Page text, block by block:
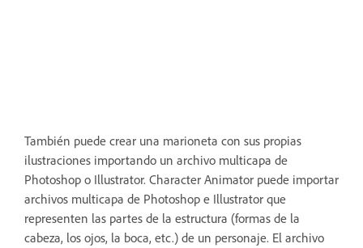
También puede crear una marioneta con sus propias
ilustraciones importando un archivo multicapa de
Photoshop o Illustrator. Character Animator puede importar
archivos multicapa de Photoshop e Illustrator que
representen las partes de la estructura (formas de la
cabeza, los ojos, la boca, etc.) de un personaje. El archivo